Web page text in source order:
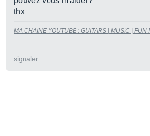
thx
MA CHAINE YOUTUBE : GUITARS | MUSIC | FUN !
signaler